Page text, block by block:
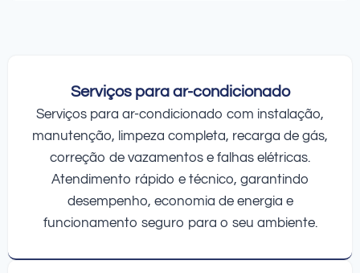
Serviços para ar-condicionado
Serviços para ar-condicionado com instalação,
manutenção, limpeza completa, recarga de gás,
correção de vazamentos e falhas elétricas.
Atendimento rápido e técnico, garantindo
desempenho, economia de energia e
funcionamento seguro para o seu ambiente.